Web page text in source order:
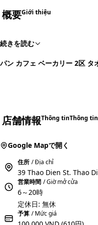
概要Giới thiệu
続きを読む
パン カフェ ベーカリー 2区 タ
店舗情報Thông tinThông tin
Google Mapで開く
住所 / Địa chỉ
39 Thao Dien St. Thao
営業時間 / Giờ mở cửa
6～20時
定休日: 無休
予算 / Mức giá